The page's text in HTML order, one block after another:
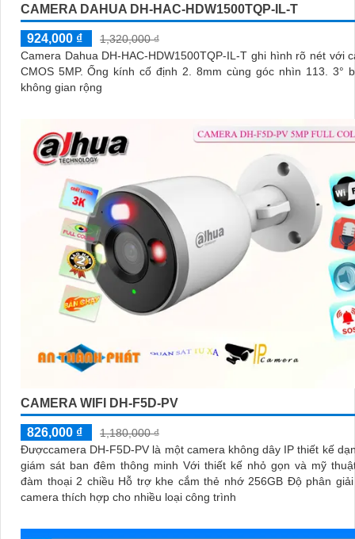
CAMERA DAHUA DH-HAC-HDW1500TQP-IL-T
924,000 ₫
1,320,000 ₫
Camera Dahua DH-HAC-HDW1500TQP-IL-T ghi hình rõ nét với
CMOS 5MP. Ống kính cố định 2. 8mm cùng góc nhìn 113. 3° bao quát
không gian rộng
CAMERA WIFI DH-F5D-PV
826,000 ₫
1,180,000 ₫
Đượccamera DH-F5D-PV là một camera không dây IP thiết kế
giám sát ban đêm thông minh Với thiết kế nhỏ gọn và mỹ
đàm thoại 2 chiều Hỗ trợ khe cắm thẻ nhớ 256GB Độ phân
camera thích hợp cho nhiều loại công trình